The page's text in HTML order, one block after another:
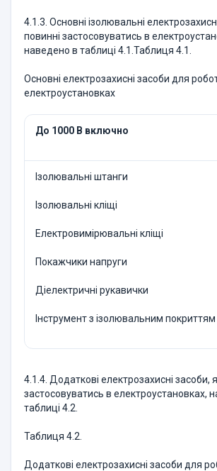
4.1.3. Основні ізолювальні
повинні застосовуватись в
наведено в таблиці 4.1.Таблиця 4.1.
Основні електрозахисні засоби для
електроустановках
До 1000 В включно
Ізолювальні штанги
Ізолювальні кліщі
Електровимірювальні кліщі
Покажчики напруги
Діелектричні рукавички
Інструмент з ізолювальним покриттям
4.1.4. Додаткові електрозахисні засоби,
застосовуватись в електроустановках,
таблиці 4.2.
Таблиця 4.2.
Додаткові електрозахисні засоби для